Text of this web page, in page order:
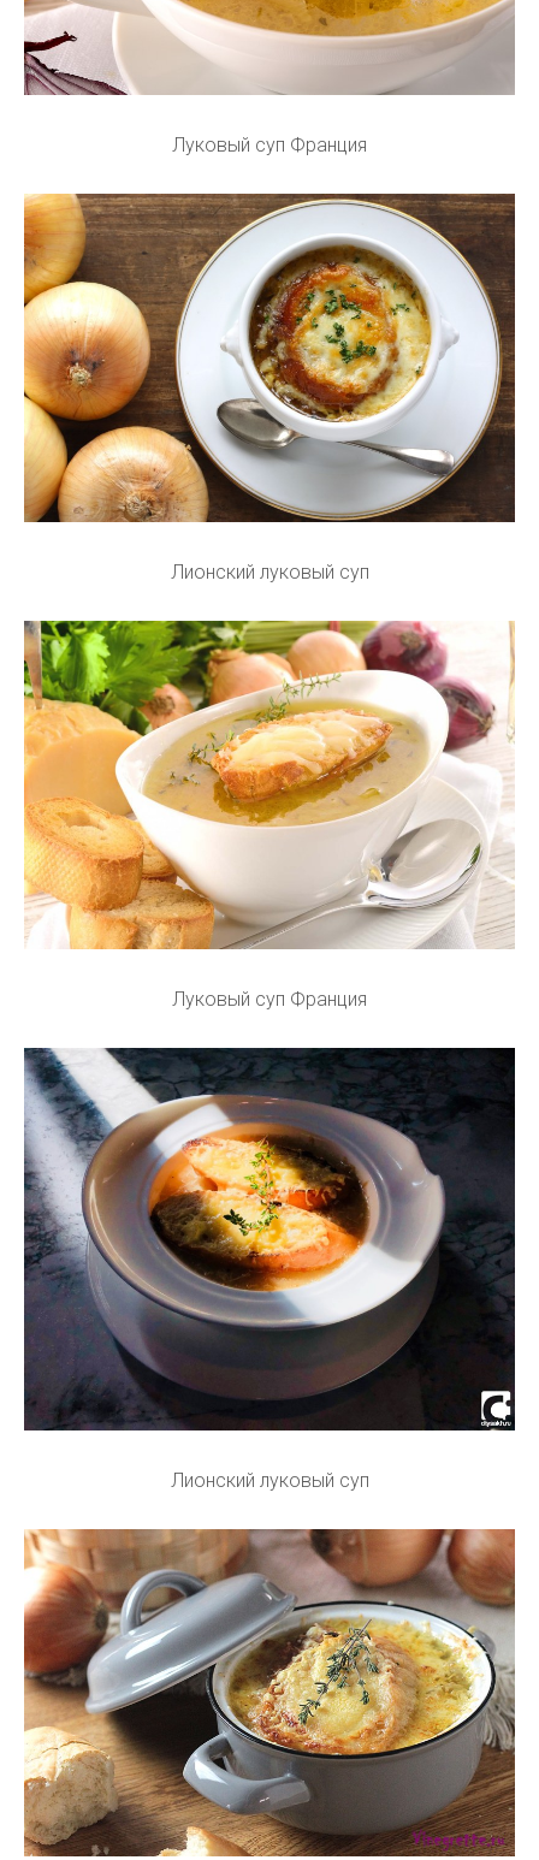
Луковый суп Франция
Лионский луковый суп
Луковый суп Франция
Лионский луковый суп